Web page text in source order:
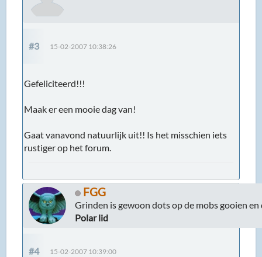
#3 15-02-2007 10:38:26
Gefeliciteerd!!!
Maak er een mooie dag van!
Gaat vanavond natuurlijk uit!! Is het misschien iets
rustiger op het forum.
FGG
Grinden is gewoon dots op de mobs gooien
Polar lid
#4 15-02-2007 10:39:00